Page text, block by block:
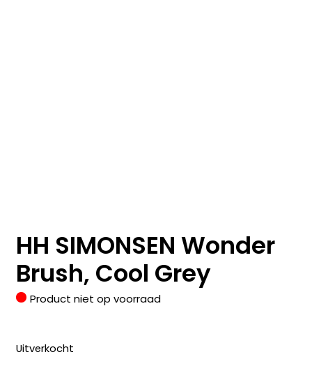
HH SIMONSEN Wonder
Brush, Cool Grey
Product niet op voorraad
Uitverkocht